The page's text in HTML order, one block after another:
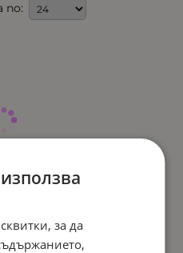
по:
за да